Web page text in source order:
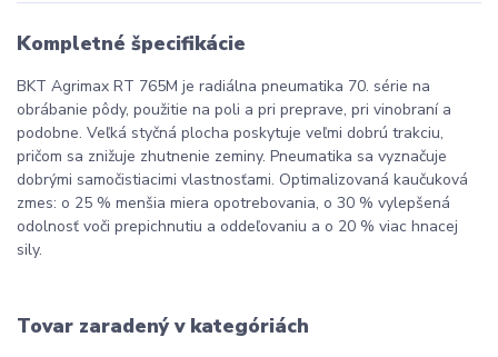
Kompletné špecifikácie
BKT Agrimax RT 765M je radiálna pneumatika 70. série na
obrábanie pôdy, použitie na poli a pri preprave, pri vinobraní a
podobne. Veľká styčná plocha poskytuje veľmi dobrú trakciu,
pričom sa znižuje zhutnenie zeminy. Pneumatika sa vyznačuje
dobrými samočistiacimi vlastnosťami. Optimalizovaná kaučuková
zmes: o 25 % menšia miera opotrebovania, o 30 % vylepšená
odolnosť voči prepichnutiu a oddeľovaniu a o 20 % viac hnacej
sily.
Tovar zaradený v kategóriách